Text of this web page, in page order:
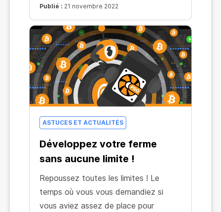
Publié : 21 novembre 2022
ASTUCES ET ACTUALITÉS
Développez votre ferme
sans aucune limite !
Repoussez toutes les limites ! Le
temps où vous vous demandiez si
vous aviez assez de place pour